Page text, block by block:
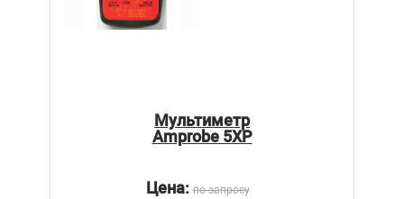
Мультиметр
Amprobe 5XP
Цена:по запросу